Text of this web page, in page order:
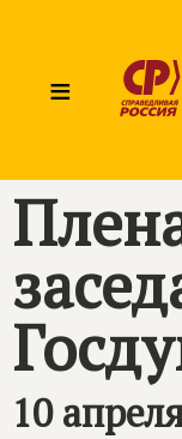
≡
10